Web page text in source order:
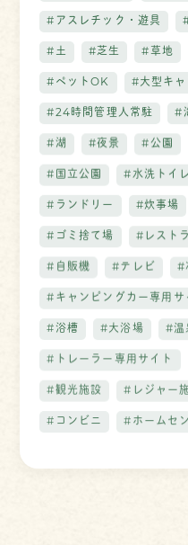
#アスレチック・遊具
#土 #芝生 #草地
#ペットOK #大型キ
#24時間管理人常駐 #
#湖 #夜景 #公園
#国立公園 #水洗トイレ
#ランドリー #炊事場
#ゴミ捨て場 #レスト
#自販機 #テレビ #
#キャンピングカー専用サ
#浴槽 #大浴場 #温
#トレーラー専用サイト
#観光施設 #レジャー
#コンビニ #ホームセ